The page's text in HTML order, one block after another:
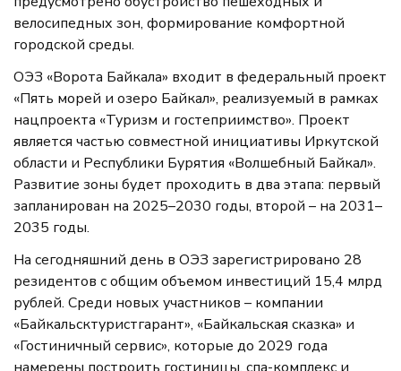
велосипедных зон, формирование комфортной
городской среды.
ОЭЗ «Ворота Байкала» входит в федеральный проект
«Пять морей и озеро Байкал», реализуемый в рамках
нацпроекта «Туризм и гостеприимство». Проект
является частью совместной инициативы Иркутской
области и Республики Бурятия «Волшебный Байкал».
Развитие зоны будет проходить в два этапа: первый
запланирован на 2025–2030 годы, второй – на 2031–
2035 годы.
На сегодняшний день в ОЭЗ зарегистрировано 28
резидентов с общим объемом инвестиций 15,4 млрд
рублей. Среди новых участников – компании
«Байкальсктуристгарант», «Байкальская сказка» и
«Гостиничный сервис», которые до 2029 года